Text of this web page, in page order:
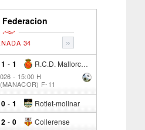
Federacion
»
34
1 - R.C.D. Mallorca Sad "B"
1
- 15:00 H
F-11
0 - Rotlet-molinar
1
2 - Collerense
0